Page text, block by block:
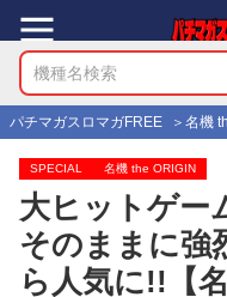
パチマガスロマガFREE 名機
SPECIAL 名機 the ORIGIN
大ヒットゲー
そのままに強
ら人気に!!【